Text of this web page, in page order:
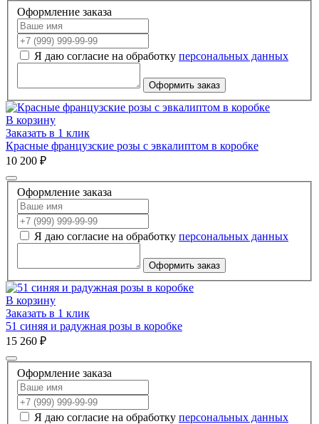
Оформление заказа
Я даю согласие на обработку персональных данных
Оформить заказ
В корзину
Заказать в 1 клик
Красные французские розы с эвкалиптом в коробке
10 200 ₽
Оформление заказа
Я даю согласие на обработку персональных данных
Оформить заказ
В корзину
Заказать в 1 клик
51 синяя и радужная розы в коробке
15 260 ₽
Оформление заказа
Я даю согласие на обработку персональных данных